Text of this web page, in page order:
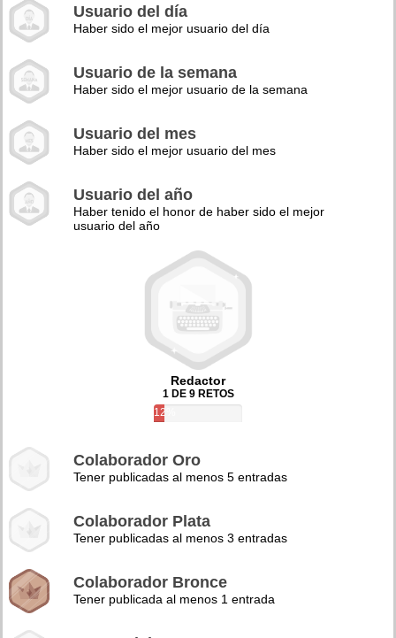
Usuario del día
Haber sido el mejor usuario del día
Usuario de la semana
Haber sido el mejor usuario de la semana
Usuario del mes
Haber sido el mejor usuario del mes
Usuario del año
Haber tenido el honor de haber sido el mejor
usuario del año
Redactor
1 DE 9 RETOS
12%
Colaborador Oro
Tener publicadas al menos 5 entradas
Colaborador Plata
Tener publicadas al menos 3 entradas
Colaborador Bronce
Tener publicada al menos 1 entrada